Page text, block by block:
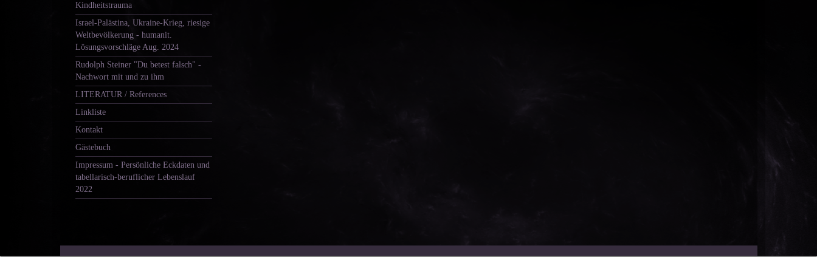
Kindheitstrauma
Israel-Palästina, Ukraine-Krieg, riesige
Weltbevölkerung - humanit.
Lösungsvorschläge Aug. 2024
Rudolph Steiner "Du betest falsch" -
Nachwort mit und zu ihm
LITERATUR / References
Linkliste
Kontakt
Gästebuch
Impressum - Persönliche Eckdaten und
tabellarisch-beruflicher Lebenslauf
2022